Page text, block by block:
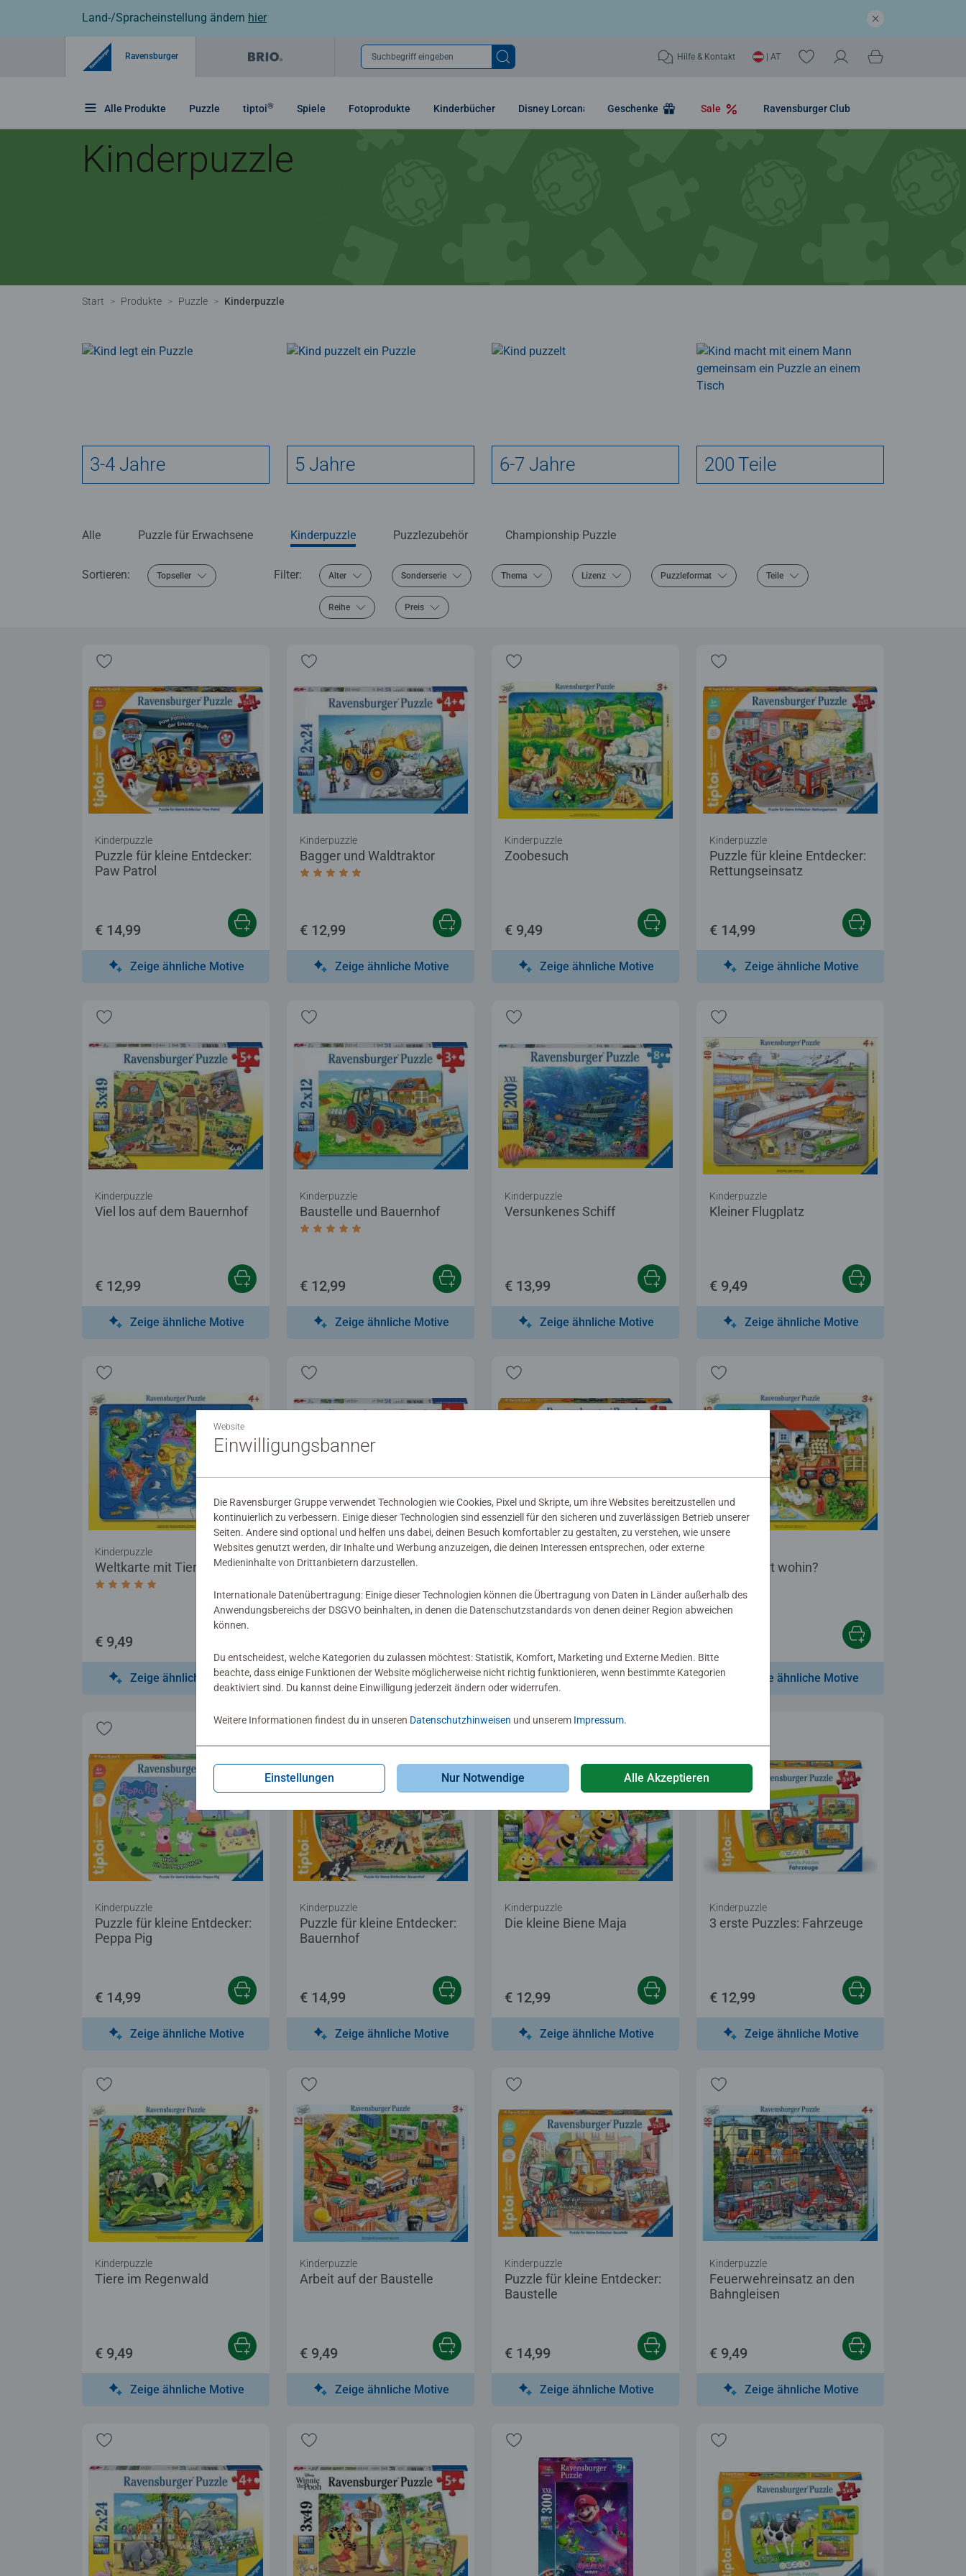
Land-/Spracheinstellung ändern hier
Ravensburger Suchbegriff eingeben Hilfe & Kontakt | AT
Alle Produkte Puzzle tiptoi® Spiele Fotoprodukte Kinderbücher Disney Lorcana Geschenke Sale Ravensburger Club
Kinderpuzzle
Start Produkte Puzzle Kinderpuzzle
3-4 Jahre 5 Jahre 6-7 Jahre 200 Teile
Alle Puzzle für Erwachsene Kinderpuzzle Puzzlezubehör Championship Puzzle
Sortieren: Topseller Filter: Alter Sonderserie Thema Lizenz Puzzleformat Teile
Reihe Preis
Puzzle für kleine Entdecker:
Paw Patrol
Kinderpuzzle
€ 14,99
Zeige ähnliche Motive
Bagger und Waldtraktor
Durchschnittliche Bewertung 5,0 von 5 Sternen.
Kinderpuzzle
€ 12,99
Zeige ähnliche Motive
Zoobesuch
Kinderpuzzle
€ 9,49
Zeige ähnliche Motive
Puzzle für kleine Entdecker:
Rettungseinsatz
Kinderpuzzle
€ 14,99
Zeige ähnliche Motive
Viel los auf dem Bauernhof
Kinderpuzzle
€ 12,99
Zeige ähnliche Motive
Baustelle und Bauernhof
Durchschnittliche Bewertung 5,0 von 5 Sternen.
Kinderpuzzle
€ 12,99
Zeige ähnliche Motive
Versunkenes Schiff
Kinderpuzzle
€ 13,99
Zeige ähnliche Motive
Kleiner Flugplatz
Kinderpuzzle
€ 9,49
Zeige ähnliche Motive
Weltkarte mit Tieren
Durchschnittliche Bewertung 5,0 von 5 Sternen.
Kinderpuzzle
€ 9,49
Zeige ähnliche Motive
Tiere im Zoo
Kinderpuzzle
Zeige ähnliche Motive
Kinderpuzzle
Zeige ähnliche Motive
Was gehört wohin?
Zeige ähnliche Motive
Puzzle für kleine Entdecker:
Peppa Pig
Kinderpuzzle
€ 14,99
Zeige ähnliche Motive
Puzzle für kleine Entdecker:
Bauernhof
Kinderpuzzle
€ 14,99
Zeige ähnliche Motive
Die kleine Biene Maja
Kinderpuzzle
€ 12,99
Zeige ähnliche Motive
3 erste Puzzles: Fahrzeuge
Kinderpuzzle
€ 12,99
Zeige ähnliche Motive
Tiere im Regenwald
Kinderpuzzle
€ 9,49
Zeige ähnliche Motive
Arbeit auf der Baustelle
Kinderpuzzle
€ 9,49
Zeige ähnliche Motive
Puzzle für kleine Entdecker:
Baustelle
Kinderpuzzle
€ 14,99
Zeige ähnliche Motive
Feuerwehreinsatz an den
Bahngleisen
Kinderpuzzle
€ 9,49
Zeige ähnliche Motive
Website
Einwilligungsbanner
Die Ravensburger Gruppe verwendet Technologien wie Cookies, Pixel und Skripte, um ihre Websites bereitzustellen und
kontinuierlich zu verbessern. Einige dieser Technologien sind essenziell für den sicheren und zuverlässigen Betrieb unserer
Seiten. Andere sind optional und helfen uns dabei, deinen Besuch komfortabler zu gestalten, zu verstehen, wie unsere
Websites genutzt werden, dir Inhalte und Werbung anzuzeigen, die deinen Interessen entsprechen, oder externe
Medieninhalte von Drittanbietern darzustellen.
Internationale Datenübertragung: Einige dieser Technologien können die Übertragung von Daten in Länder außerhalb des
Anwendungsbereichs der DSGVO beinhalten, in denen die Datenschutzstandards von denen deiner Region abweichen
können.
Du entscheidest, welche Kategorien du zulassen möchtest: Statistik, Komfort, Marketing und Externe Medien. Bitte
beachte, dass einige Funktionen der Website möglicherweise nicht richtig funktionieren, wenn bestimmte Kategorien
deaktiviert sind. Du kannst deine Einwilligung jederzeit ändern oder widerrufen.
Weitere Informationen findest du in unseren Datenschutzhinweisen und unserem Impressum.
Einstellungen Nur Notwendige Alle Akzeptieren